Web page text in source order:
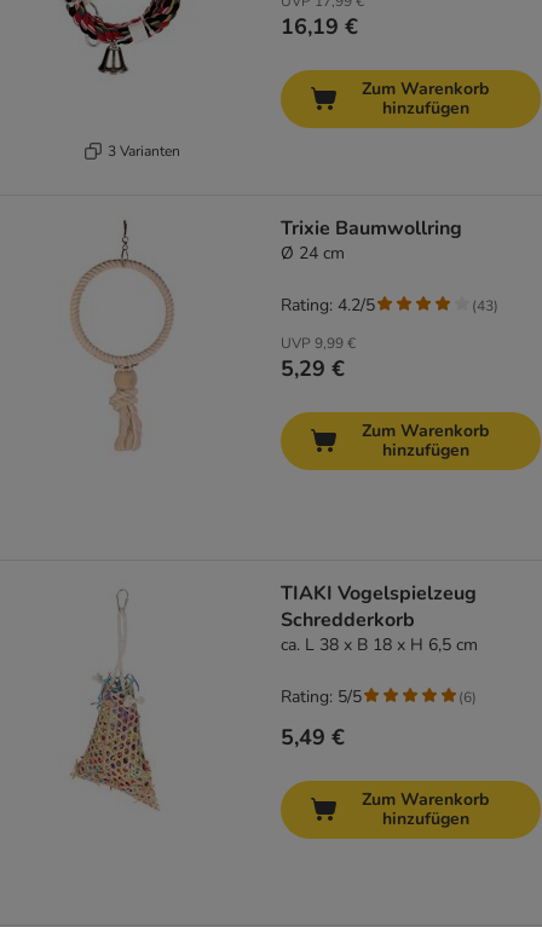
3 Varianten
16,19 €
Zum Warenkorb
hinzufügen
Trixie Baumwollring
Ø 24 cm
UVP 9,99 €
5,29 €
Rating: 4.2/5 (43)
Zum Warenkorb
hinzufügen
TIAKI Vogelspielzeug
Schredderkorb
ca. L 38 x B 18 x H 6,5 cm
5,49 €
Rating: 5/5 (6)
Zum Warenkorb
hinzufügen